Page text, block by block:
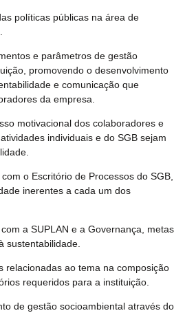
políticas públicas na área de
e parâmetros de gestão
promovendo o desenvolvimento
e comunicação que
da empresa.
motivacional dos colaboradores e
individuais e do SGB sejam
o Escritório de Processos do SGB,
inerentes a cada um dos
a SUPLAN e a Governança, metas
sustentabilidade.
relacionadas ao tema na composição
requeridos para a instituição.
de gestão socioambiental através do